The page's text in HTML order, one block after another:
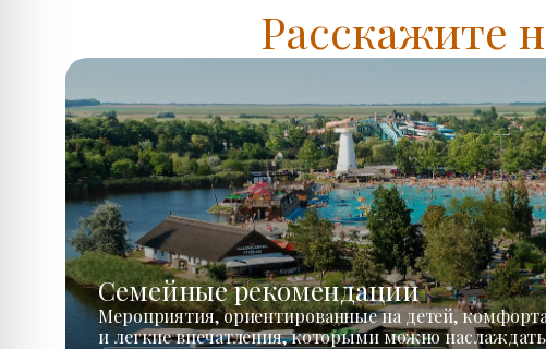
Расскажите
Семейные рекомендации
Мероприятия, ориентированные на детей,
и легкие впечатления, которыми можно